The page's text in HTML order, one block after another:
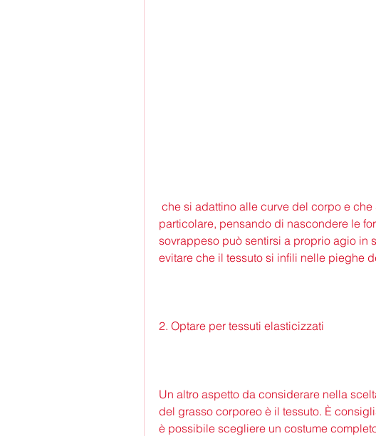
particolare, pensando di nascondere le
sovrappeso può sentirsi a proprio agio in
evitare che il tessuto si infili nelle pieghe
2. Optare per tessuti elasticizzati
Un altro aspetto da considerare nella
del grasso corporeo è il tessuto. È
è possibile scegliere un costume